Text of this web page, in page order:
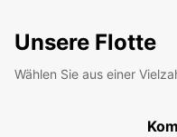
Unsere Flotte
Wählen Sie aus einer